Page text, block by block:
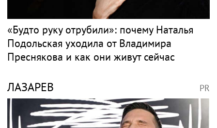
Юрий Лоза прокомментировал шоу Димы
Билана словами «понты дороже денег»